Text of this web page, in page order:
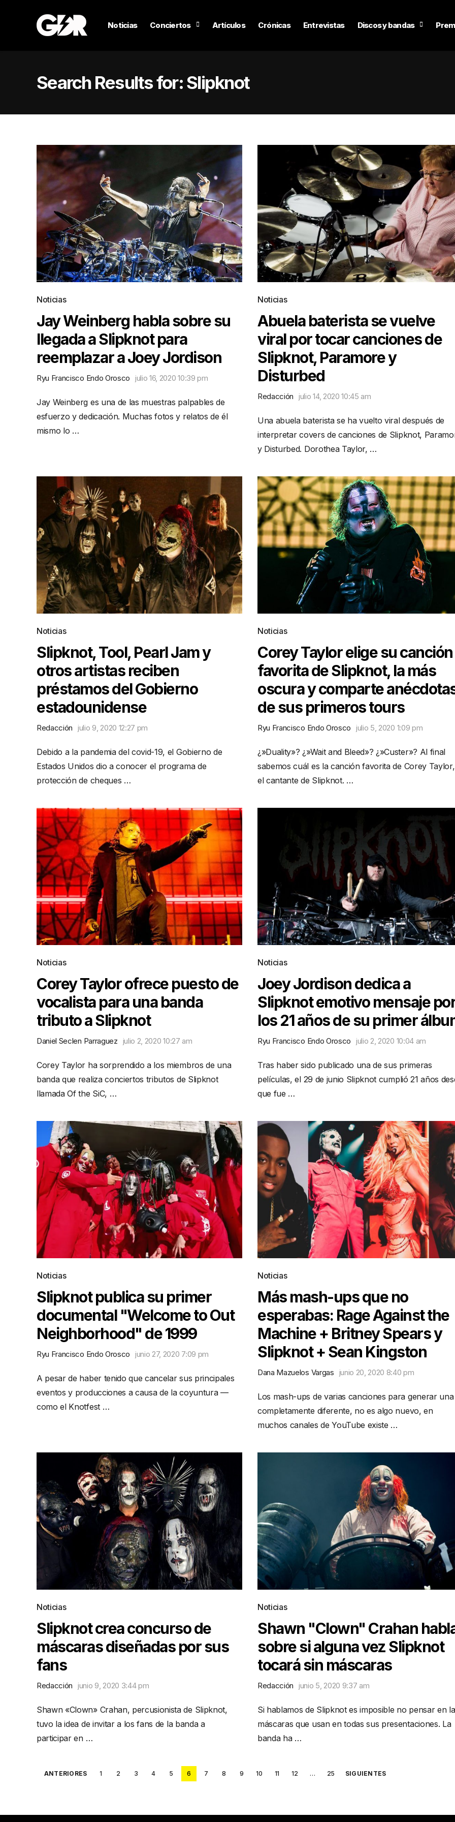
Noticias Conciertos Artículos Crónicas Entrevistas Discos y bandas
Search Results for:Slipknot
Noticias
Jay Weinberg habla sobre su
llegada a Slipknot para
reemplazar a Joey Jordison
Ryu Francisco Endo Orosco julio 16, 2020 10:39 pm
Jay Weinberg es una de las muestras palpables de
esfuerzo y dedicación. Muchas fotos y relatos de él
mismo lo …
Noticias
Abuela baterista se vuelve
viral por tocar canciones de
Slipknot, Paramore y
Disturbed
Redacción julio 14, 2020 10:45 am
Una abuela baterista se ha vuelto viral después de
interpretar covers de canciones de Slipknot,
y Disturbed. Dorothea Taylor, …
Noticias
Slipknot, Tool, Pearl Jam y
otros artistas reciben
préstamos del Gobierno
estadounidense
Redacción julio 9, 2020 12:27 pm
Debido a la pandemia del covid-19, el Gobierno de
Estados Unidos dio a conocer el programa de
protección de cheques …
Noticias
Corey Taylor elige su canción
favorita de Slipknot, la más
oscura y comparte
de sus primeros tours
Ryu Francisco Endo Orosco julio 5, 2020 1:09 pm
¿»Duality»? ¿»Wait and Bleed»? ¿»Custer»? Al final
sabemos cuál es la canción favorita de Corey Taylor,
el cantante de Slipknot. …
Noticias
Corey Taylor ofrece puesto de
vocalista para una banda
tributo a Slipknot
Daniel Seclen Parraguez julio 2, 2020 10:27 am
Corey Taylor ha sorprendido a los miembros de una
banda que realiza conciertos tributos de Slipknot
llamada Of the SiC, …
Noticias
Joey Jordison dedica a
Slipknot emotivo mensaje
los 21 años de su primer
Ryu Francisco Endo Orosco julio 2, 2020 10:04 am
Tras haber sido publicado una de sus primeras
películas, el 29 de junio Slipknot cumplió 21 años
que fue …
Noticias
Slipknot publica su primer
documental "Welcome to Out
Neighborhood" de 1999
Ryu Francisco Endo Orosco junio 27, 2020 7:09 pm
A pesar de haber tenido que cancelar sus principales
eventos y producciones a causa de la coyuntura —
como el Knotfest …
Noticias
Más mash-ups que no
esperabas: Rage Against the
Machine + Britney Spears y
Slipknot + Sean Kingston
Dana Mazuelos Vargas junio 20, 2020 8:40 pm
Los mash-ups de varias canciones para generar una
completamente diferente, no es algo nuevo, en
muchos canales de YouTube existe …
Noticias
Slipknot crea concurso de
máscaras diseñadas por sus
fans
Redacción junio 9, 2020 3:44 pm
Shawn «Clown» Crahan, percusionista de Slipknot,
tuvo la idea de invitar a los fans de la banda a
participar en …
Noticias
Shawn "Clown" Crahan
sobre si alguna vez Slipknot
tocará sin máscaras
Redacción junio 5, 2020 9:37 am
Si hablamos de Slipknot es imposible no pensar en
máscaras que usan en todas sus presentaciones. La
banda ha …
Posts
ANTERIORES 1 2 3 4 5 6 7 8 9 10 11 12 … 25 SIGUIENTES